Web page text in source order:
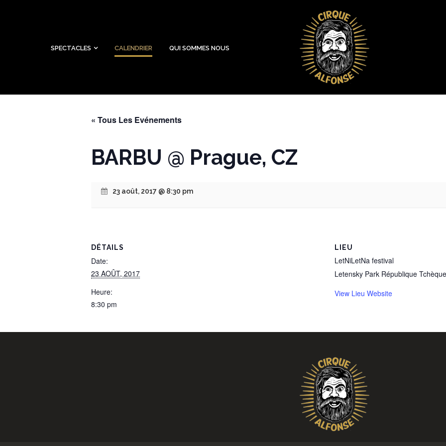
SPECTACLES CALENDRIER QUI SOMMES NOUS
« Tous Les Evénements
BARBU @ Prague, CZ
23 août, 2017 @ 8:30 pm
DÉTAILS
Date:
23 AOÛT, 2017
Heure:
8:30 pm
LIEU
LetNiLetNa festival
Letensky Park République Tchèque
View Lieu Website